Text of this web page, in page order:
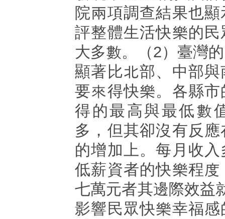
院兩項調查結果也
評整體生活快樂的
大多數。（2）臺灣
顯著比北部、中部
要來得快樂。各縣
得的最高與最低數
多，但其卻沒有反
的增加上。每月收
低薪資者的快樂程
七萬元者其邊際效益
影響民眾快樂幸福